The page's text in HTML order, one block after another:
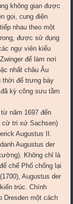
không gian được
gọi, cung điện
nhau theo một
được sử dụng
ngự viên kiểu
để làm nơi
nhất châu Âu
thời để trưng bày
kỳ công sưu tầm
năm 1697 đến
cử tri xứ Sachsen)
Augustus II.
Augustus der
Không chỉ là
chế Phổ chống lại
Augustus der
trúc. Chính
Dresden một cách